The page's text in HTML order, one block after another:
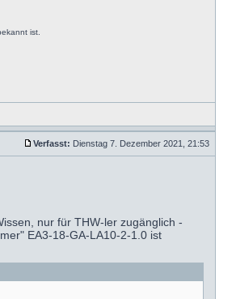
ist.
Verfasst: Dienstag 7. Dezember 2021, 21:53
nur für THW-ler zugänglich -
EA3-18-GA-LA10-2-1.0 ist